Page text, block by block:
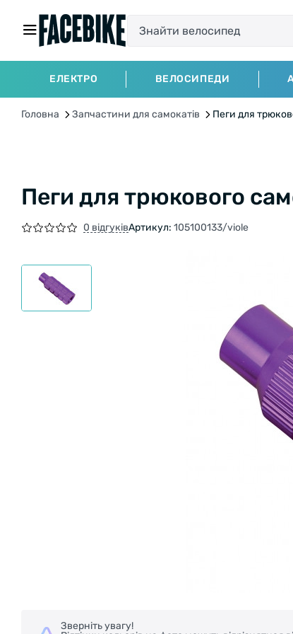
ЕЛЕКТРО ВЕЛОСИПЕДИ
Головна Запчастини для самокатів Пеги для
Пеги для трюкового
0 відгуківАртикул: 105100133/viole
Зверніть увагу!